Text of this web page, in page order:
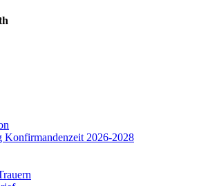
Konfirmandenzeit 2026-2028